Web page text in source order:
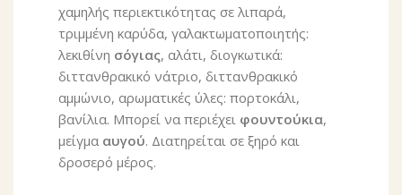
χαμηλής περιεκτικότητας σε λιπαρά,
τριμμένη καρύδα, γαλακτωματοποιητής:
λεκιθίνη σόγιας, αλάτι, διογκωτικά:
διττανθρακικό νάτριο, διττανθρακικό
αμμώνιο, αρωματικές ύλες: πορτοκάλι,
βανίλια. Μπορεί να περιέχει φουντούκια,
μείγμα αυγού. Διατηρείται σε ξηρό και
δροσερό μέρος.